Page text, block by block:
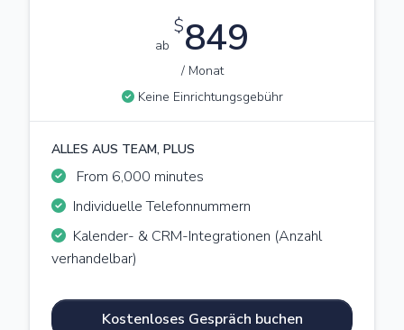
ab
$849
/ Monat
Keine Einrichtungsgebühr
ALLES AUS TEAM, PLUS
From 6,000 minutes
Individuelle Telefonnummern
Kalender- & CRM-Integrationen (Anzahl
verhandelbar)
Kostenloses Gespräch buchen